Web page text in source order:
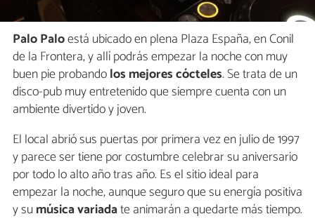
Palo Paloestá ubicado en plena Plaza España, en Conil
de la Frontera, y allí podrás empezar la noche con muy
buen pie probandolos mejores cócteles. Se trata de un
disco-pub muy entretenido que siempre cuenta con un
ambiente divertido y joven.
El local abrió sus puertas por primera vez en julio de 1997
y parece ser tiene por costumbre celebrar su aniversario
por todo lo alto año tras año. Es el sitio ideal para
empezar la noche, aunque seguro que su energía positiva
y sumúsica variadate animarán a quedarte más tiempo.